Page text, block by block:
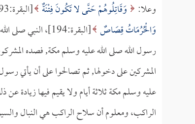
وعلا:
وَقَاتِلُوهُمْ حَتَّى لا تَكُونَ فِتْنَةٌ [البقرة:193]، ثم أول آي هذا اليوم هو قول الله جل وعلا:
وَالْحُرُمَاتُ قِصَاصٌ
[البقرة:194]،
رسول الله صلى الله عليه وسلم مكة, فصده
المشركين على دخولها, ثم تصالحوا على أن يأتي
عليه وسلم مكة ثلاثة أيام ولا يقيم فيها زيادة
الراكب، ومعلوم أن سلاح الراكب هي النبال